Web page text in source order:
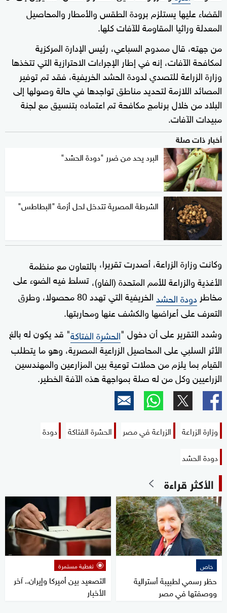
القضاء عليها يستلزم برودة الطقس والأمطار والمحاصيل
المعدلة وراثيا المقاومة للآفات كلها.
من جهته، قال ممدوح السباعي، رئيس الإدارة المركزية
لمكافحة الآفات، إنه في إطار الإجراءات الاحترازية التي تتخذها
وزارة الزراعة للتصدي لدودة الحشد الخريفية، فقد تم توفير
المصائد اللازمة لتحديد مناطق تواجدها في حالة وصولها إلى
البلاد من خلال برنامج مكافحة تم اعتماده بتنسيق مع لجنة
مبيدات الآفات.
أخبار ذات صلة
البرد يحد من ضرر "دودة الحشد"
الشرطة المصرية تتدخل لحل أزمة "البطاطس"
وكانت وزارة الزراعة، أصدرت تقريرا، بالتعاون مع منظمة
الأغذية والزراعة للأمم المتحدة (الفاو)،تسلط فيه الضوء على
مخاطر دودة الحشد
الخريفية التي تهدد 80 محصولا، وطرق
التعرف على أعراضها والكشف عنها ومحاربتها.
وشدد التقرير على أن دخول "الحشرة الفتاكة" قد يكون له بالغ
الأثر السلبي على المحاصيل الزراعية المصرية، وهو ما يتطلب
القيام بما يلزم من حملات توعية بين المزارعين والمهندسين
الزراعيين وكل من له صلة بمواجهة هذه الآفة الخطير.
وزارة الزراعة الزراعة في مصر الحشرة الفتاكة
دودة
دودة الحشد
الأكثر قراءة
خاص
حظر رسمي لطبيبة أسترالية
ووصفتها في مصر
تغطية مستمرة
التصعيد بين أميركا وإيران.. آخر
الأخبار